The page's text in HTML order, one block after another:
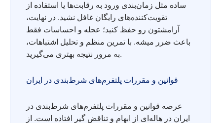
ساده مثل زمان‌بندی ورود به رقابت‌ها یا استفاده از
تقویت‌کننده‌های رایگان غافل نشید. در نهایت،
آرامشتون رو حفظ کنید؛ عجله و احساسات فقط
باعث ضرر میشه. با تمرین منظم و تحلیل اشتباهات،
به مرور نتیجه بهتری می‌گیرید.
قوانین و مقررات پلتفرم‌های شرط‌بندی در ایران
عرصه قوانین و مقررات پلتفرم‌های شرط‌بندی در
ایران در هاله‌ای از ابهام و تناقض گیر افتاده است. از